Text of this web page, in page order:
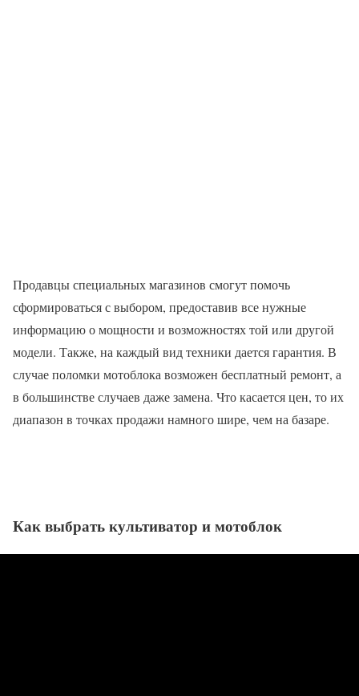
Продавцы специальных магазинов смогут помочь
сформироваться с выбором, предоставив все нужные
информацию о мощности и возможностях той или другой
модели. Также, на каждый вид техники дается гарантия. В
случае поломки мотоблока возможен бесплатный ремонт, а
в большинстве случаев даже замена. Что касается цен, то их
диапазон в точках продажи намного шире, чем на базаре.
Как выбрать культиватор и мотоблок